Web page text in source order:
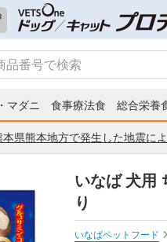
マダニ 食事療法食 総合栄養
本県熊本地方で発生した地震に
いなば 犬用
り
いなばペットフード